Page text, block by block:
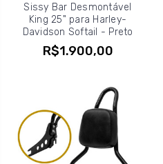
Sissy Bar Desmontável
King 25" para Harley-
Davidson Softail - Preto
R$1.900,00